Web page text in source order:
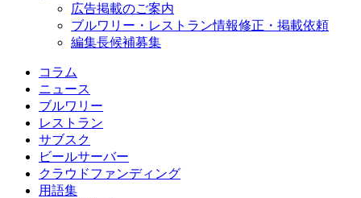
広告掲載のご案内
ブルワリー・レストラン情報修正・掲載依頼
編集長候補募集
コラム
ニュース
ブルワリー
レストラン
サブスク
ビールサーバー
クラウドファンディング
用語集